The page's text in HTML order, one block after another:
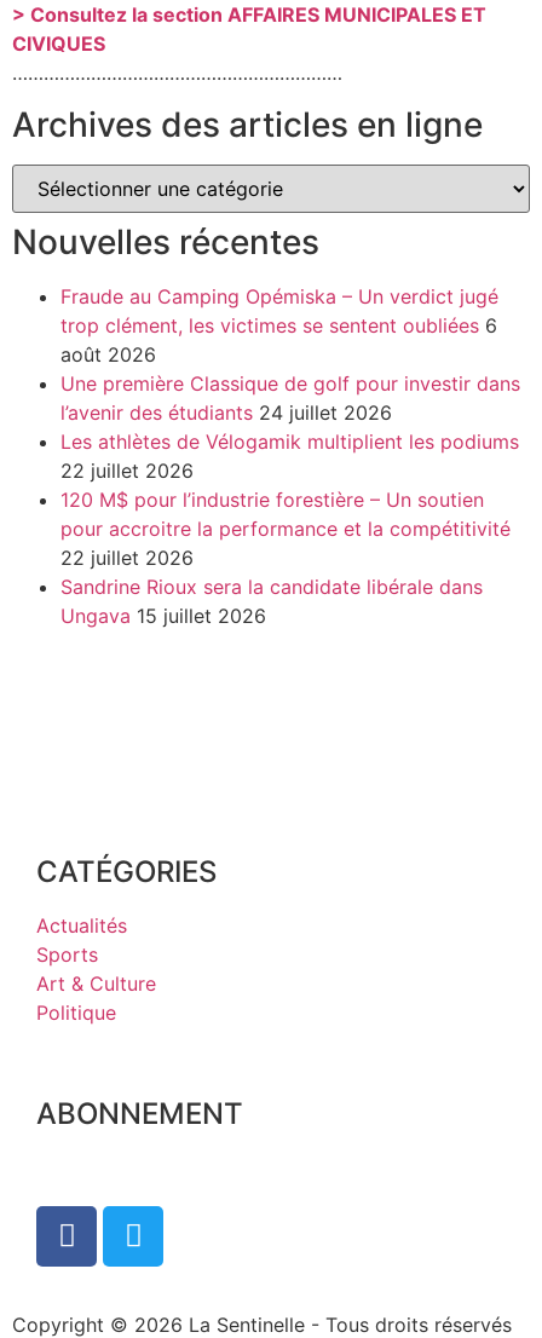
> Consultez la section AFFAIRES MUNICIPALES ET
CIVIQUES
………………………………………………………
Archives des articles en ligne
Nouvelles récentes
Fraude au Camping Opémiska – Un verdict jugé
trop clément, les victimes se sentent oubliées 6
août 2026
Une première Classique de golf pour investir dans
l’avenir des étudiants 24 juillet 2026
Les athlètes de Vélogamik multiplient les podiums
22 juillet 2026
120 M$ pour l’industrie forestière – Un soutien
pour accroitre la performance et la compétitivité
22 juillet 2026
Sandrine Rioux sera la candidate libérale dans
Ungava 15 juillet 2026
CATÉGORIES
Actualités
Sports
Art & Culture
Politique
ABONNEMENT
Copyright © 2026 La Sentinelle - Tous droits réservés